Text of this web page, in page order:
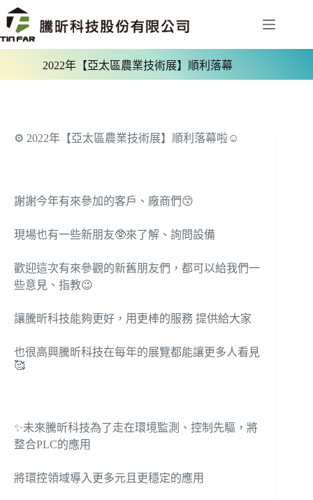
2022年【亞太區農業技術展】順利落幕
⚙ 2022年【亞太區農業技術展】順利落幕啦☺️
謝謝今年有來參加的客戶、廠商們😙
現場也有一些新朋友🥸來了解、詢問設備
歡迎這次有來參觀的新舊朋友們，都可以給我們一
些意見、指教😉
讓騰昕科技能夠更好，用更棒的服務 提供給大家
也很高興騰昕科技在每年的展覽都能讓更多人看見
🥰
✨未來騰昕科技為了走在環境監測、控制先驅，將
整合PLC的應用
將環控領域導入更多元且更穩定的應用